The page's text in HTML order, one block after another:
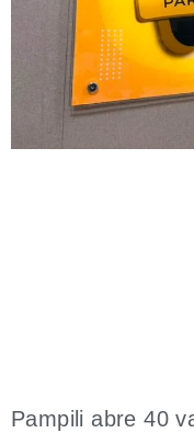
Pampili abre 40